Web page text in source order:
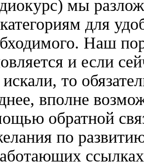
мы
для
Наш
и если
то
вполне
обратной
по